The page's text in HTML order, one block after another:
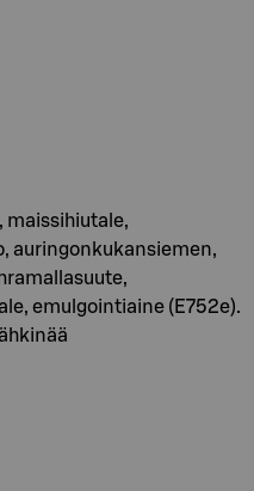
maissihiutale,
auringonkukansiemen,
emulgointiaine (E752e).